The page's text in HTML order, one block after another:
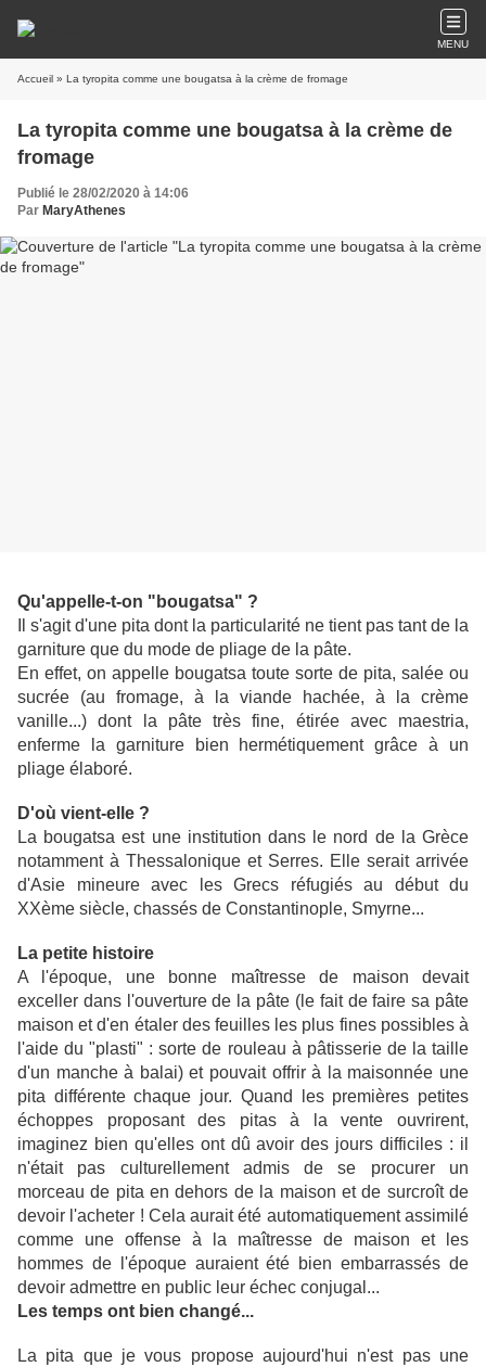
MENU
Accueil » La tyropita comme une bougatsa à la crème de fromage
La tyropita comme une bougatsa à la crème de
fromage
Publié le 28/02/2020 à 14:06
Par MaryAthenes
Qu'appelle-t-on "bougatsa" ?
Il s'agit d'une pita dont la particularité ne tient pas tant de la
garniture que du mode de pliage de la pâte.
En effet, on appelle bougatsa toute sorte de pita, salée ou
sucrée (au fromage, à la viande hachée, à la crème
vanille...) dont la pâte très fine, étirée avec maestria,
enferme la garniture bien hermétiquement grâce à un
pliage élaboré.
D'où vient-elle ?
La bougatsa est une institution dans le nord de la Grèce
notamment à Thessalonique et Serres. Elle serait arrivée
d'Asie mineure avec les Grecs réfugiés au début du
XXème siècle, chassés de Constantinople, Smyrne...
La petite histoire
A​​​​​ l'époque, une bonne maîtresse de maison devait
exceller dans l'ouverture de la pâte (le fait de faire sa pâte
maison et d'en étaler des feuilles les plus fines possibles à
l'aide du "plasti" : sorte de rouleau à pâtisserie de la taille
d'un manche à balai) et pouvait offrir à la maisonnée une
pita différente chaque jour. Quand les premières petites
échoppes proposant des pitas à la vente ouvrirent,
imaginez bien qu'elles ont dû avoir des jours difficiles : il
n'était pas culturellement admis de se procurer un
morceau de pita en dehors de la maison et de surcroît de
devoir l'acheter ! Cela aurait été automatiquement assimilé
comme une offense à la maîtresse de maison et les
hommes de l'époque auraient été bien embarrassés de
devoir admettre en public leur échec conjugal...
Les temps ont bien changé...
La pita que je vous propose aujourd'hui n'est pas une